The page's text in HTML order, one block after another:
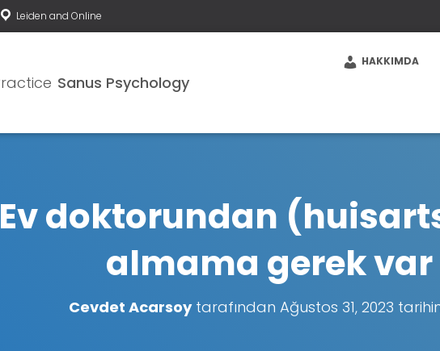
Leiden and Online
HAKKIMDA
Ev doktorundan
almama gerek var
Cevdet Acarsoytarafından Ağustos 31, 2023